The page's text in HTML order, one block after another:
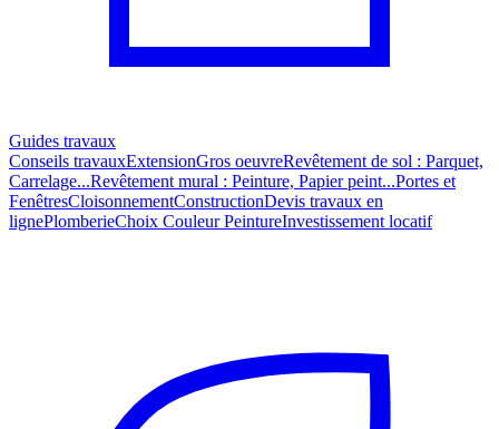
Guides travaux
Conseils travauxExtensionGros oeuvreRevêtement de sol : Parquet,
Carrelage...Revêtement mural : Peinture, Papier peint...Portes et
FenêtresCloisonnementConstructionDevis travaux en
lignePlomberieChoix Couleur PeintureInvestissement locatif